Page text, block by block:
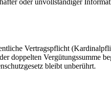
oder unvollständiger
Vertragspflicht
doppelten Vergütungssumme
bleibt unberührt.